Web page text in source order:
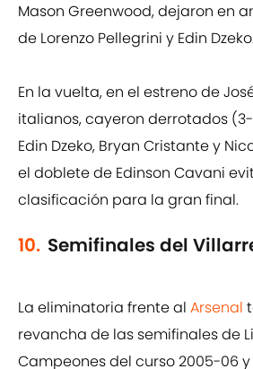
Mason Greenwood, dejaron en
de Lorenzo Pellegrini y Edin
En la vuelta, en el estreno de
italianos, cayeron derrotados
Edin Dzeko, Bryan Cristante y
el doblete de Edinson Cavani
clasificación para la gran final.
10. Semifinales del
La eliminatoria frente al Arsenal
revancha de las semifinales de
Campeones del curso 2005-06